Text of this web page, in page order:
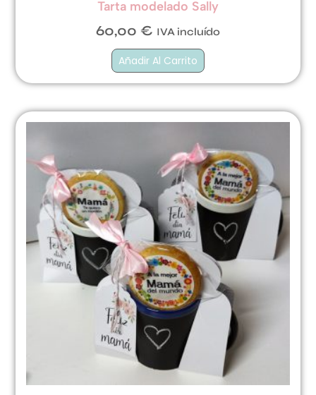
Tarta modelado Sally
60,00 € IVA incluído
Añadir Al Carrito